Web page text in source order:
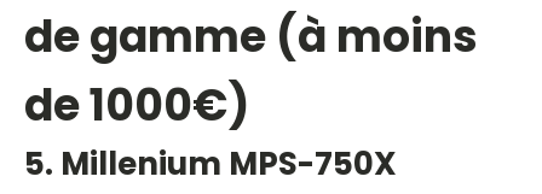
de gamme (à moins
de 1000€)
5. Millenium MPS-750X